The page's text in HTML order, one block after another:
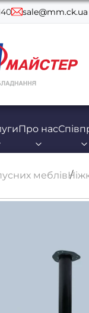
sale@mm.ck.ua
Про нас
меблів